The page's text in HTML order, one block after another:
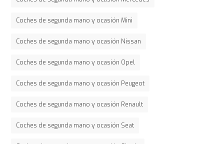
Coches de segunda mano y ocasión Mini
Coches de segunda mano y ocasión Nissan
Coches de segunda mano y ocasión Opel
Coches de segunda mano y ocasión Peugeot
Coches de segunda mano y ocasión Renault
Coches de segunda mano y ocasión Seat